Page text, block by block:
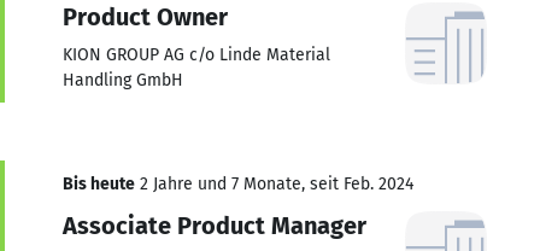
Product Owner
KION GROUP AG c/o Linde Material
Handling GmbH
Bis heute 2 Jahre und 7 Monate, seit Feb. 2024
Associate Product Manager